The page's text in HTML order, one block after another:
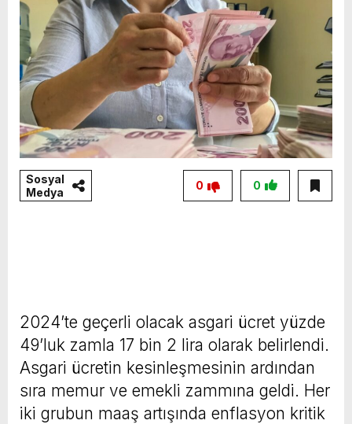
Sosyal
Medya
0
0
2024’te geçerli olacak asgari ücret yüzde
49’luk zamla 17 bin 2 lira olarak belirlendi.
Asgari ücretin kesinleşmesinin ardından
sıra memur ve emekli zammına geldi. Her
iki grubun maaş artışında enflasyon kritik